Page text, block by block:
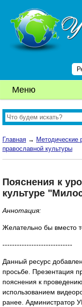
Меню
Главная → Методические
православной культуры
Пояснения к
культуре
Аннотация:
Желательно бы вместо
-----------------------------
Данный ресурс
просьбе. Презентация
пояснения к
использованием
ранее. Администратор